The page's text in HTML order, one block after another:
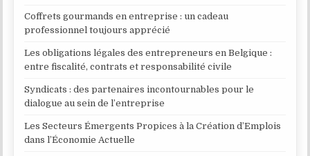
Coffrets gourmands en entreprise : un cadeau
professionnel toujours apprécié
Les obligations légales des entrepreneurs en Belgique :
entre fiscalité, contrats et responsabilité civile
Syndicats : des partenaires incontournables pour le
dialogue au sein de l’entreprise
Les Secteurs Émergents Propices à la Création d’Emplois
dans l’Économie Actuelle